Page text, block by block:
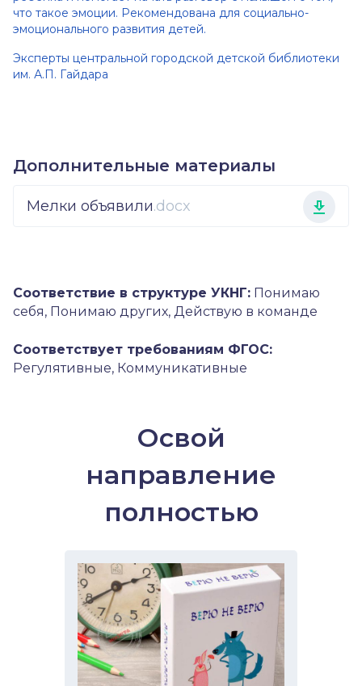
что такое эмоции. Рекомендована для социально-
эмоционального развития детей.
Эксперты центральной городской детской библиотеки
им. А.П. Гайдара
Дополнительные материалы
Мелки объявили.docx
Соответствие в структуре УКНГ: Понимаю
себя, Понимаю других, Действую в команде
Соответствует требованиям ФГОС:
Регулятивные, Коммуникативные
Освой
направление
полностью